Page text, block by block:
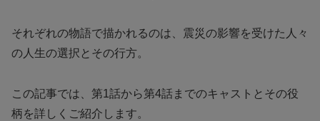
それぞれの物語で描かれるのは、震災の影響を受けた人々
の人生の選択とその行方。
この記事では、第1話から第4話までのキャストとその役
柄を詳しくご紹介します。